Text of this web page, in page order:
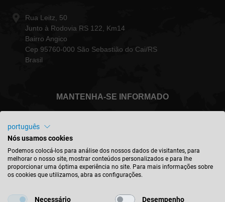
Rua Leitz, 50
Junto à Rodovia RS 122, Km14
Bairro Angico
Cep 95760-000 São Sebastião do Cai/RS
Brasil
MANTENHA-SE INFORMADO
Brasil - português
português
Nós usamos cookies
Podemos colocá-los para análise dos nossos dados de visitantes, para
melhorar o nosso site, mostrar conteúdos personalizados e para lhe
proporcionar uma óptima experiência no site. Para mais informações sobre
os cookies que utilizamos, abra as configurações.
Necessário Desempenho